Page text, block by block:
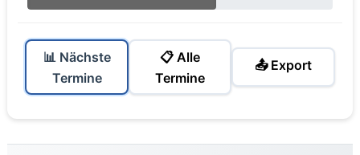
📊 Nächste
Termine
📋 Alle
Termine
📤 Export